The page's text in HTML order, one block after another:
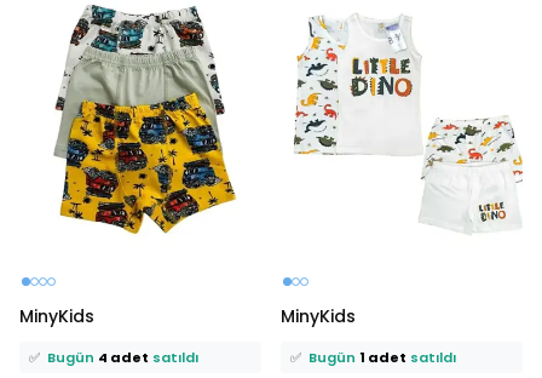
MinyKids
🛒 8 kişisepetine ekledi!
✅ Bugün 4 adet satıldı
MinyKids
🛒 3 kişisepetine ekledi!
✅ Bugün 1 adet satıldı